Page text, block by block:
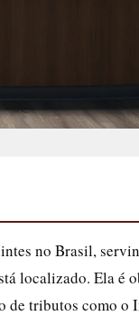
no Brasil,
localizado. Ela é
de tributos como o